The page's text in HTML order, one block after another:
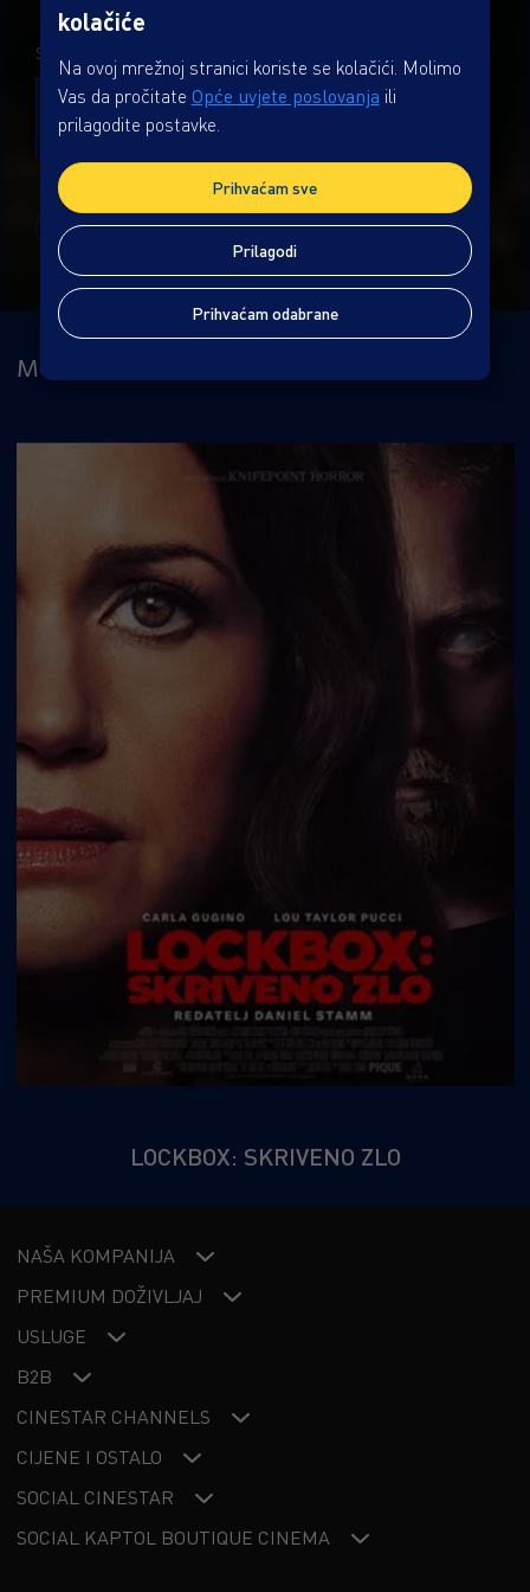
SUTRA, 08.08.
TITL
20:00
Dvorana 8
Prikaži ostale dane
MOŽDA ĆE VAS ZANIMATI
LOCKBOX: SKRIVENO ZLO
NAŠA KOMPANIJA
PREMIUM DOŽIVLJAJ
USLUGE
B2B
CINESTAR CHANNELS
CIJENE I OSTALO
SOCIAL CINESTAR
SOCIAL KAPTOL BOUTIQUE CINEMA
kolačiće
Na ovoj mrežnoj stranici koriste se kolačići. Molimo
Vas da pročitate Opće uvjete poslovanja ili
prilagodite postavke.
Prihvaćam odabrane
Prilagodi
Prihvaćam sve